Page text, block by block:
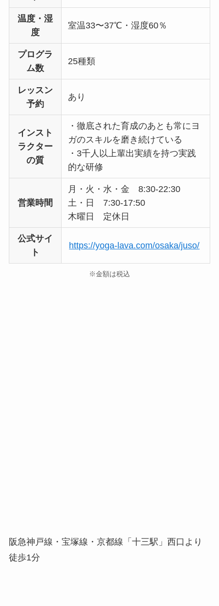
温度・湿
度
室温33〜37℃・湿度60％
プログラ
ム数
25種類
レッスン
予約
あり
インスト
ラクター
の質
・徹底された育成のあとも常にヨ
ガのスキルを磨き続けている
・3千人以上輩出実績を持つ実践
的な研修
営業時間
月・火・水・金 8:30-22:30
土・日 7:30-17:50
木曜日 定休日
公式サイ
ト
https://yoga-lava.com/osaka/juso/
※金額は税込
阪急神戸線・宝塚線・京都線「十三駅」西口より
徒歩1分